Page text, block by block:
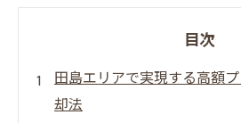
目次
田島エリアで実現する高額
却法